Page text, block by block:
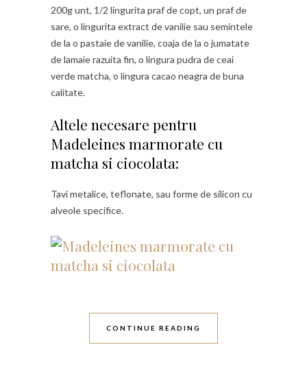
200g unt, 1/2 lingurita praf de copt, un praf de
sare, o lingurita extract de vanilie sau semintele
de la o pastaie de vanilie, coaja de la o jumatate
de lamaie razuita fin, o lingura pudra de ceai
verde matcha, o lingura cacao neagra de buna
calitate.
Altele necesare pentru
Madeleines marmorate cu
matcha si ciocolata:
Tavi metalice, teflonate, sau forme de silicon cu
alveole specifice.
CONTINUE READING